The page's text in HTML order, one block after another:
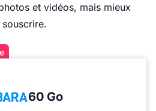
et vidéos, mais mieux
60 Go